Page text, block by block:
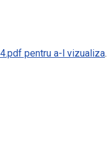
pentru a-l vizualiza.